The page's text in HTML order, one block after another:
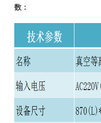
数：